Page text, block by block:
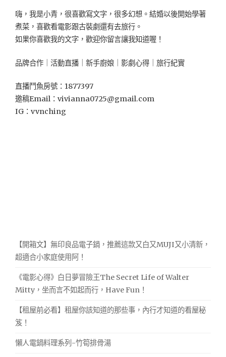
嗨，我是小青，很喜歡寫文字，很多幻想。結婚以後開始學著
煮菜，喜歡看電影跟古裝劇還有去旅行。
如果你喜歡我的文字，歡迎你留言讓我知道喔！
品牌合作｜活動直播｜新手廚娘｜影劇心得｜旅行紀實
直播鬥魚房號：1877397
邀稿Email： vivianna0725@gmail.com
IG：vvnching
【開箱文】無印良品電子鍋，推薦這款又白又MUJI又小清新，
超適合小家庭使用阿！
《電影心得》白日夢冒險王The Secret Life of Walter
Mitty，坐而言不如起而行，Have Fun！
【租屋前必看】租屋你該知道的那些事，內行才知道的看屋秘
笈！
懶人電鍋料理系列-竹筍排骨湯